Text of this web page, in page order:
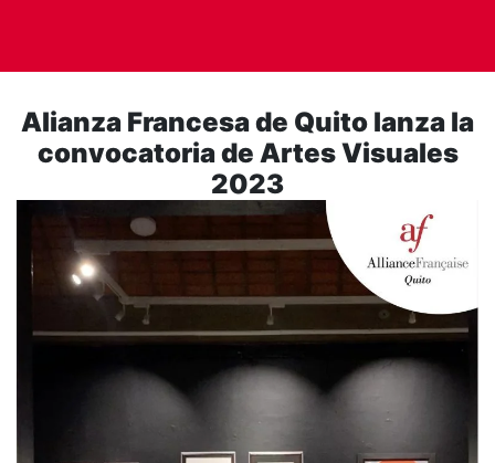
Alianza Francesa de Quito lanza la
convocatoria de Artes Visuales
2023